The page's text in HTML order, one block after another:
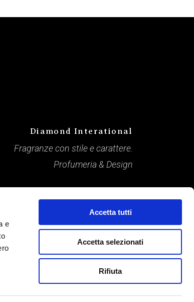
e
Accetta tutti
Accetta selezionati
Rifiuta
Diamond Interational
Fragranze con stile e carattere.
Profumeria & Design